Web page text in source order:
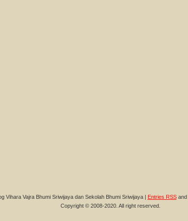
Vihara Vajra Bhumi Sriwijaya dan Sekolah Bhumi Sriwijaya | Entries RSSand
Copyright © 2008-2020. All right reserved.